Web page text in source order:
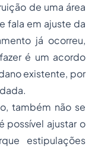
de uma área
fala em ajuste da
já ocorreu,
é um acordo
existente, por
também não se
possível ajustar o
estipulações